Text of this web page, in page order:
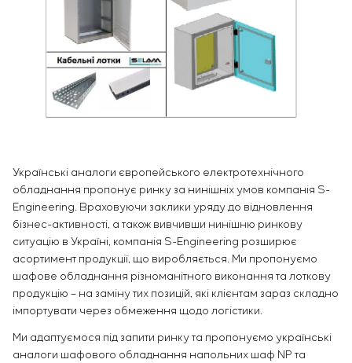
Сервісне обслуговування
Управління проєктами
Аутсорсинг
Консалтингові послуги
Індивідуальна розробка та випробування
управління
Розробка спеціальних алгоритмів
Розробка систем управління
Енергоаудит
Інфраструктура
Хімічна промисловість
Цементна промисловість
Стажування
Ветеранам
Українські аналоги європейського електротехнічного
обладнання пропонує ринку за нинішніх умов компанія S-
Engineering. Враховуючи заклики уряду до відновлення
бізнес-активності, а також вивчивши нинішню ринкову
ситуацію в Україні, компанія S-Engineering розширює
асортимент продукції, що виробляється. Ми пропонуємо
шафове обладнання різноманітного виконання та лоткову
продукцію – на заміну тих позицій, які клієнтам зараз складно
імпортувати через обмеження щодо логістики.
Ми адаптуємося під запити ринку та пропонуємо українські
аналоги шафового обладнання напольних шаф NP та